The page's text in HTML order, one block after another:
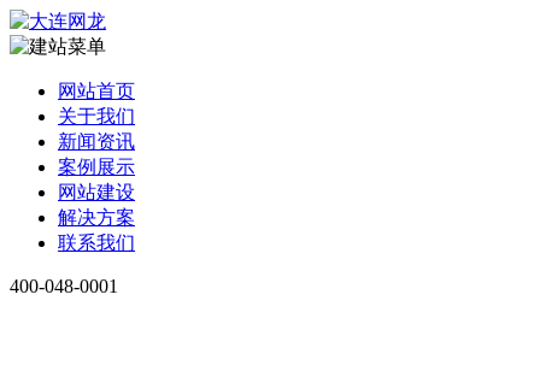
网站首页
关于我们
新闻资讯
案例展示
网站建设
解决方案
联系我们
400-048-0001